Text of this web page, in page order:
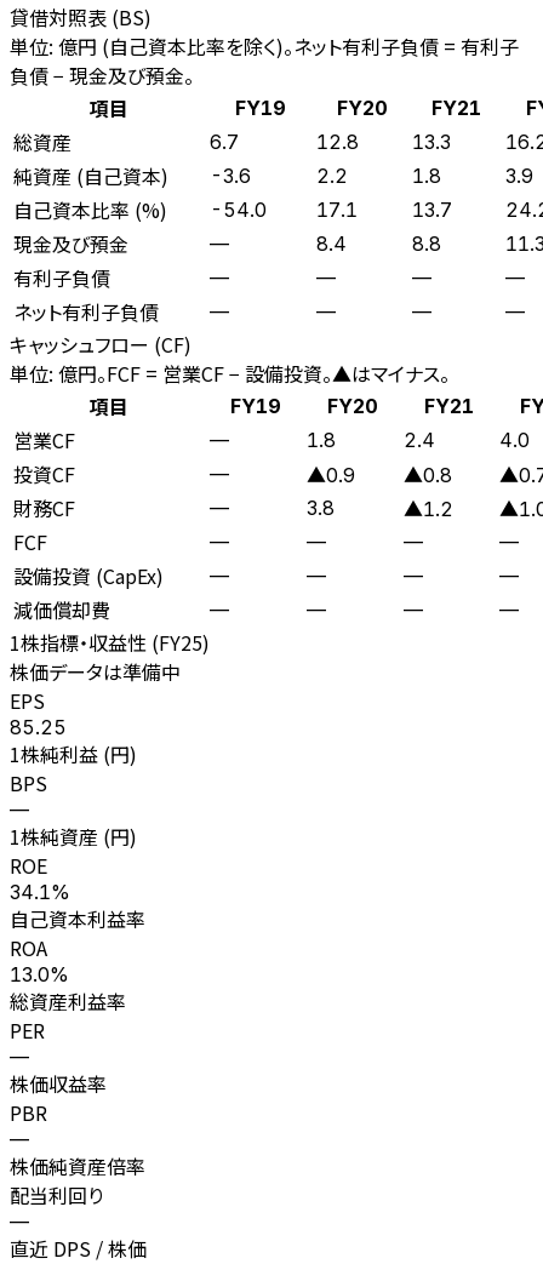
貸借対照表 (BS)
単位: 億円 (自己資本比率を除く)。ネット有利子負債 = 有利子
負債 − 現金及び預金。
項目
FY19 FY20 FY21
総資産 6.7 12.8 13.3
純資産 (自己資本) -3.6 2.2 1.8 3.9
自己資本比率 (%) -54.0 17.1 13.7
現金及び預金 — 8.4 8.8
有利子負債 — — — —
ネット有利子負債 — — — —
キャッシュフロー (CF)
単位: 億円。FCF = 営業CF − 設備投資。▲はマイナス。
項目
FY19 FY20 FY21
営業CF — 1.8 2.4 4.0
投資CF — ▲0.9 ▲0.8
財務CF — 3.8 ▲1.2
FCF — — — —
設備投資 (CapEx) — — — —
減価償却費 — — — —
1株指標・収益性 (FY25)
株価データは準備中
EPS
85.25
1株純利益 (円)
BPS
—
1株純資産 (円)
ROE
34.1%
自己資本利益率
ROA
13.0%
総資産利益率
PER
—
株価収益率
PBR
—
株価純資産倍率
配当利回り
—
直近 DPS / 株価